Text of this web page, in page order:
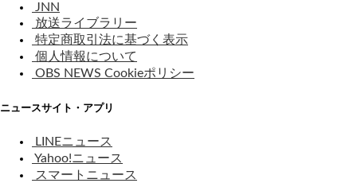
JNN
放送ライブラリー
特定商取引法に基づく表示
個人情報について
OBS NEWS Cookieポリシー
ニュースサイト・アプリ
LINEニュース
Yahoo!ニュース
スマートニュース